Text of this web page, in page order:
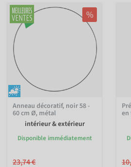
%
Anneau décoratif, noir 58 -
60 cm Ø, métal
intérieur & extérieur
Disponible immédiatement
23,74 €
en